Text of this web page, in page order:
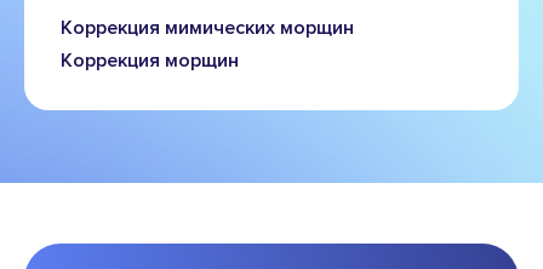
Коррекция мимических морщин
Коррекция морщин